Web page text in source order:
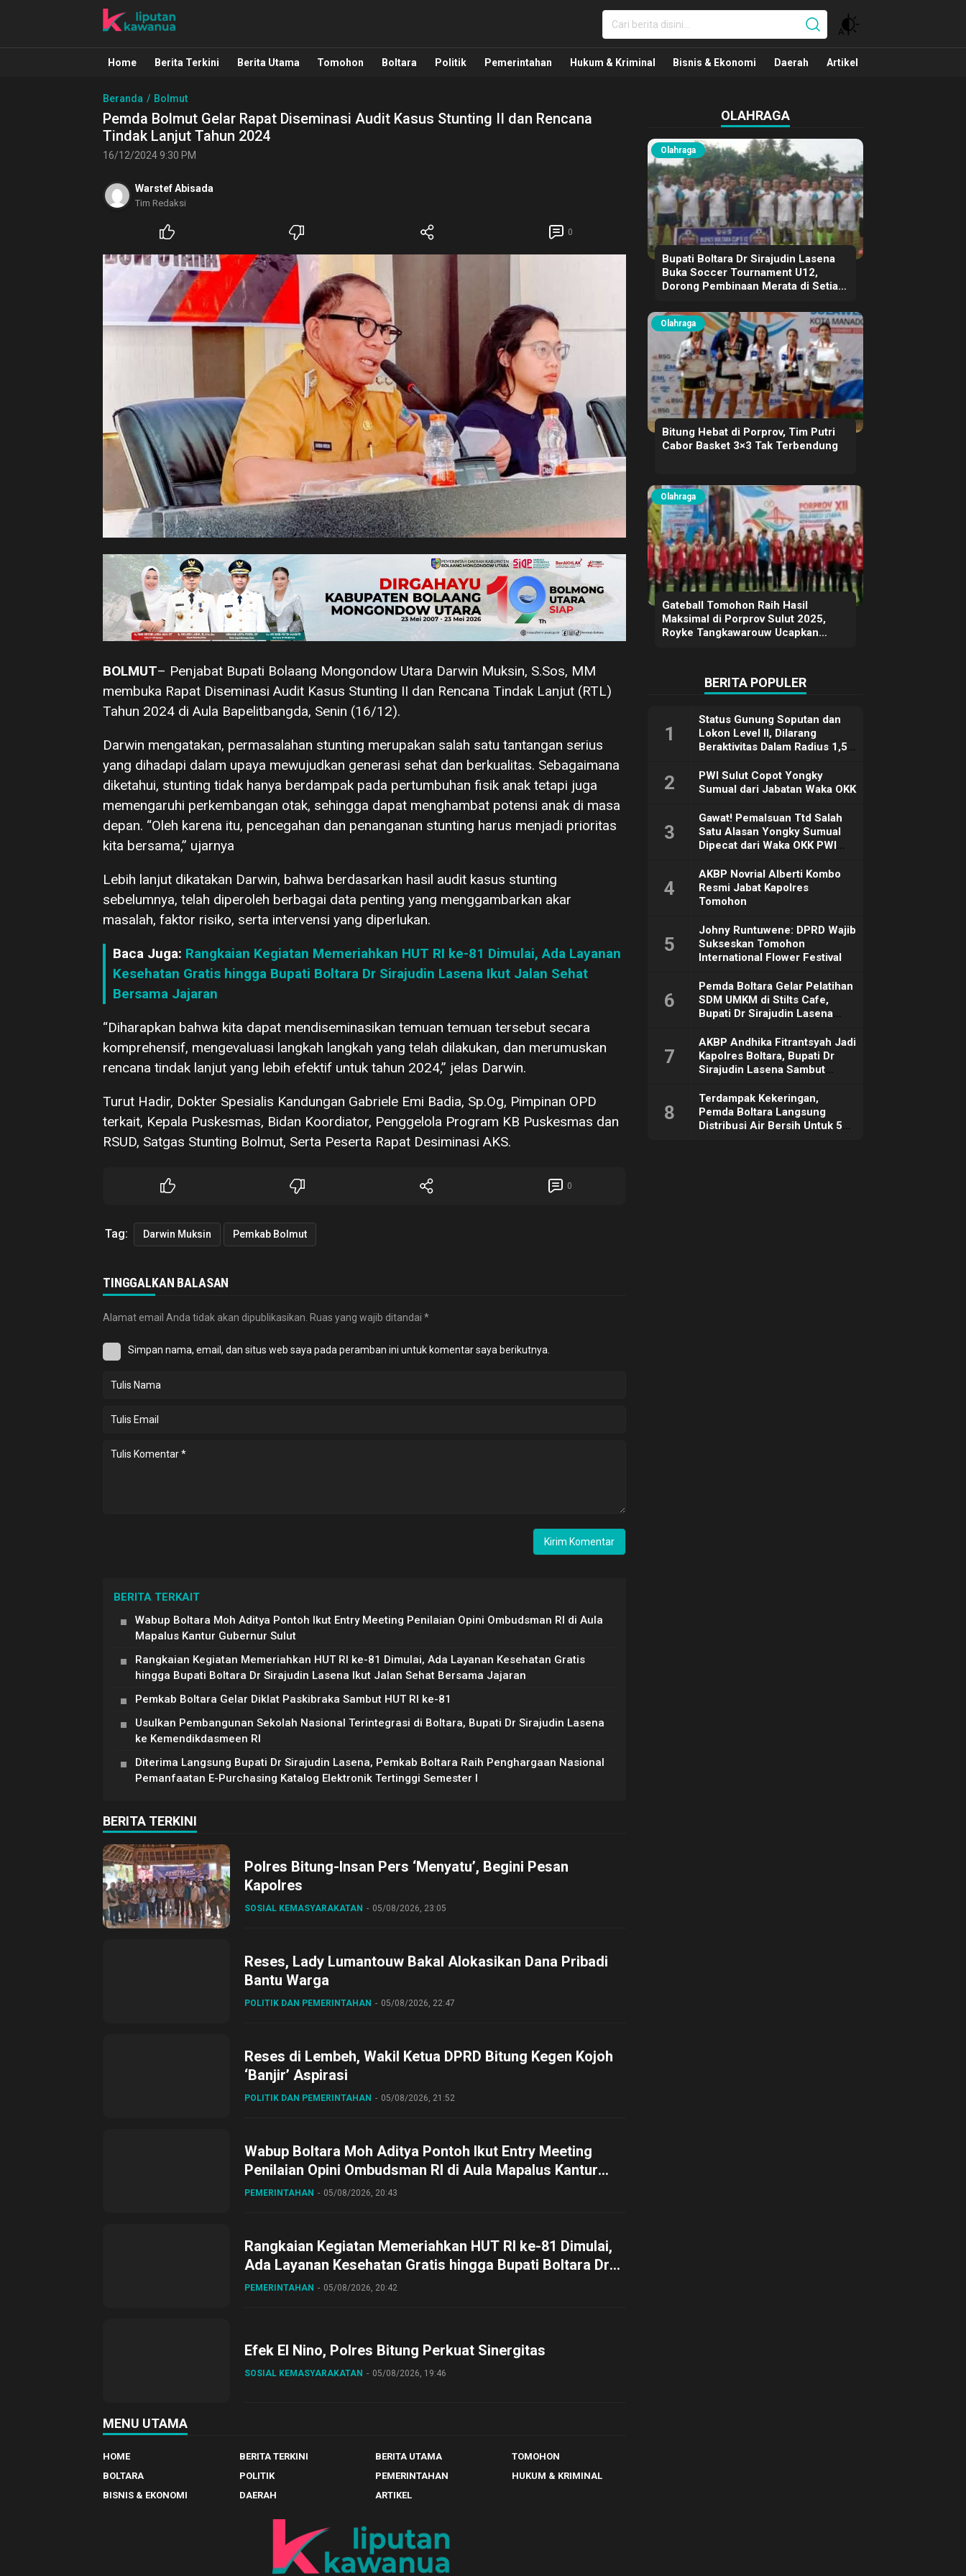
Liputan Kawanua
Berita Manado, Sulawesi Utara, Kawanua, Politik, Pemerintahan, Hukum Kriminal dan Nasional
Home Berita Terkini Berita Utama Tomohon Boltara Politik Pemerintahan Hukum & Kriminal Bisnis & Ekonomi Daerah Artikel
Beranda Bolmut
Pemda Bolmut Gelar Rapat Diseminasi Audit Kasus Stunting II dan Rencana
Tindak Lanjut Tahun 2024
16/12/2024 9:30 PM
Warstef Abisada
Tim Redaksi
0
BOLMUT– Penjabat Bupati Bolaang Mongondow Utara Darwin Muksin, S.Sos, MM
membuka Rapat Diseminasi Audit Kasus Stunting II dan Rencana Tindak Lanjut (RTL)
Tahun 2024 di Aula Bapelitbangda, Senin (16/12).
Darwin mengatakan, permasalahan stunting merupakan salah satu tantangan serius
yang dihadapi dalam upaya mewujudkan generasi sehat dan berkualitas. Sebagaimana
diketahui, stunting tidak hanya berdampak pada pertumbuhan fisik anak tetapi juga
memengaruhi perkembangan otak, sehingga dapat menghambat potensi anak di masa
depan. “Oleh karena itu, pencegahan dan penanganan stunting harus menjadi prioritas
kita bersama,” ujarnya
Lebih lanjut dikatakan Darwin, bahwa berdasarkan hasil audit kasus stunting
sebelumnya, telah diperoleh berbagai data penting yang menggambarkan akar
masalah, faktor risiko, serta intervensi yang diperlukan.
Baca Juga: Rangkaian Kegiatan Memeriahkan HUT RI ke-81 Dimulai, Ada Layanan
Kesehatan Gratis hingga Bupati Boltara Dr Sirajudin Lasena Ikut Jalan Sehat
Bersama Jajaran
“Diharapkan bahwa kita dapat mendiseminasikan temuan temuan tersebut secara
komprehensif, mengevaluasi langkah langkah yang telah dilakukan, dan merumuskan
rencana tindak lanjut yang lebih efektif untuk tahun 2024,” jelas Darwin.
Turut Hadir, Dokter Spesialis Kandungan Gabriele Emi Badia, Sp.Og, Pimpinan OPD
terkait, Kepala Puskesmas, Bidan Koordiator, Penggelola Program KB Puskesmas dan
RSUD, Satgas Stunting Bolmut, Serta Peserta Rapat Desiminasi AKS.
0
Tag: Darwin Muksin Pemkab Bolmut
TINGGALKAN BALASAN
Alamat email Anda tidak akan dipublikasikan. Ruas yang wajib ditandai *
Simpan nama, email, dan situs web saya pada peramban ini untuk komentar saya berikutnya.
BERITA TERKAIT
Wabup Boltara Moh Aditya Pontoh Ikut Entry Meeting Penilaian Opini Ombudsman RI di Aula
Mapalus Kantur Gubernur Sulut
Rangkaian Kegiatan Memeriahkan HUT RI ke-81 Dimulai, Ada Layanan Kesehatan Gratis
hingga Bupati Boltara Dr Sirajudin Lasena Ikut Jalan Sehat Bersama Jajaran
Pemkab Boltara Gelar Diklat Paskibraka Sambut HUT RI ke-81
Usulkan Pembangunan Sekolah Nasional Terintegrasi di Boltara, Bupati Dr Sirajudin Lasena
ke Kemendikdasmeen RI
Diterima Langsung Bupati Dr Sirajudin Lasena, Pemkab Boltara Raih Penghargaan Nasional
Pemanfaatan E-Purchasing Katalog Elektronik Tertinggi Semester I
BERITA TERKINI
Polres Bitung-Insan Pers ‘Menyatu’, Begini Pesan
Kapolres
SOSIAL KEMASYARAKATAN 05/08/2026, 23:05
Reses, Lady Lumantouw Bakal Alokasikan Dana Pribadi
Bantu Warga
POLITIK DAN PEMERINTAHAN 05/08/2026, 22:47
Reses di Lembeh, Wakil Ketua DPRD Bitung Kegen Kojoh
‘Banjir’ Aspirasi
POLITIK DAN PEMERINTAHAN 05/08/2026, 21:52
Wabup Boltara Moh Aditya Pontoh Ikut Entry Meeting
Penilaian Opini Ombudsman RI di Aula Mapalus Kantur
Gubernur Sulut
PEMERINTAHAN 05/08/2026, 20:43
Rangkaian Kegiatan Memeriahkan HUT RI ke-81 Dimulai,
Ada Layanan Kesehatan Gratis hingga Bupati Boltara Dr
Sirajudin Lasena Ikut Jalan Sehat Bersama Jajaran
PEMERINTAHAN 05/08/2026, 20:42
Efek El Nino, Polres Bitung Perkuat Sinergitas
SOSIAL KEMASYARAKATAN 05/08/2026, 19:46
MENU UTAMA
HOME BERITA TERKINI BERITA UTAMA
TOMOHON
BOLTARA
POLITIK PEMERINTAHAN
HUKUM & KRIMINAL
BISNIS & EKONOMI
DAERAH ARTIKEL
OLAHRAGA
Olahraga
Bupati Boltara Dr Sirajudin Lasena
Buka Soccer Tournament U12,
Dorong Pembinaan Merata di Setiap
Olahraga
Bitung Hebat di Porprov, Tim Putri
Cabor Basket 3×3 Tak Terbendung
Olahraga
Gateball Tomohon Raih Hasil
Maksimal di Porprov Sulut 2025,
Royke Tangkawarouw Ucapkan
BERITA POPULER
1
Status Gunung Soputan dan
Lokon Level II, Dilarang
Beraktivitas Dalam Radius 1,5
2
PWI Sulut Copot Yongky
Sumual dari Jabatan Waka OKK
3
Gawat! Pemalsuan Ttd Salah
Satu Alasan Yongky Sumual
Dipecat dari Waka OKK PWI
4
AKBP Novrial Alberti Kombo
Resmi Jabat Kapolres
Tomohon
5
Johny Runtuwene: DPRD Wajib
Sukseskan Tomohon
International Flower Festival
6
Pemda Boltara Gelar Pelatihan
SDM UMKM di Stilts Cafe,
Bupati Dr Sirajudin Lasena
Dorong Ekonomi Daerah
7
AKBP Andhika Fitrantsyah Jadi
Kapolres Boltara, Bupati Dr
Sirajudin Lasena Sambut
8
Terdampak Kekeringan,
Pemda Boltara Langsung
Distribusi Air Bersih Untuk 50